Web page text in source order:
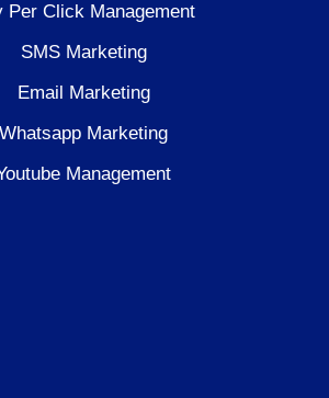
Per Click Management
SMS Marketing
Email Marketing
Whatsapp Marketing
Management